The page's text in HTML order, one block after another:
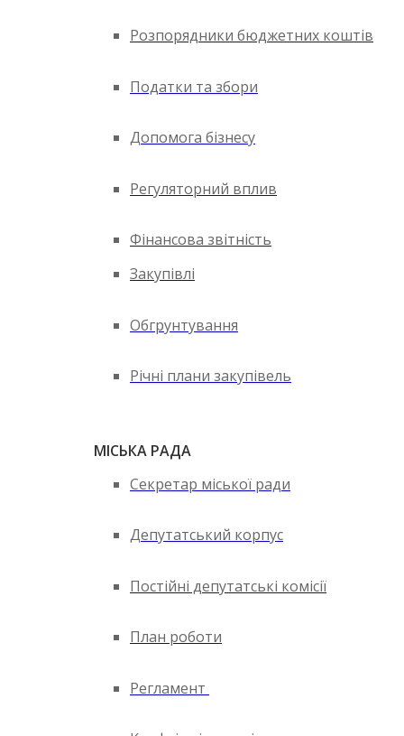
Розпорядники бюджетних коштів
Податки та збори
Допомога бізнесу
Регуляторний вплив
Фінансова звітність
Закупівлі
Обгрунтування
Річні плани закупівель
МІСЬКА РАДА
Секретар міської ради
Депутатський корпус
Постійні депутатські комісії
План роботи
Регламент